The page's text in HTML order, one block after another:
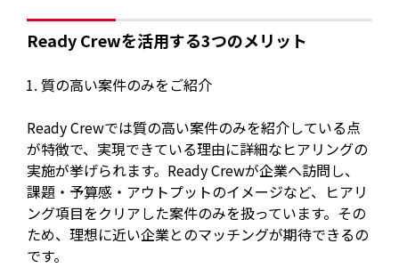
Ready Crewを活用する3つのメリット
質の高い案件のみをご紹介
Ready Crewでは質の高い案件のみを紹介している点
が特徴で、実現できている理由に詳細なヒアリングの
実施が挙げられます。Ready Crewが企業へ訪問し、
課題・予算感・アウトプットのイメージなど、ヒアリ
ング項目をクリアした案件のみを扱っています。その
ため、理想に近い企業とのマッチングが期待できるの
です。